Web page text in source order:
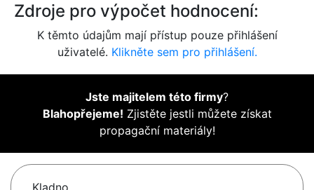
Zdroje pro výpočet hodnocení:
K těmto údajům mají přístup pouze přihlášení
uživatelé. Klikněte sem pro přihlášení.
Jste majitelem této firmy?
Blahopřejeme! Zjistěte jestli můžete získat
propagační materiály!